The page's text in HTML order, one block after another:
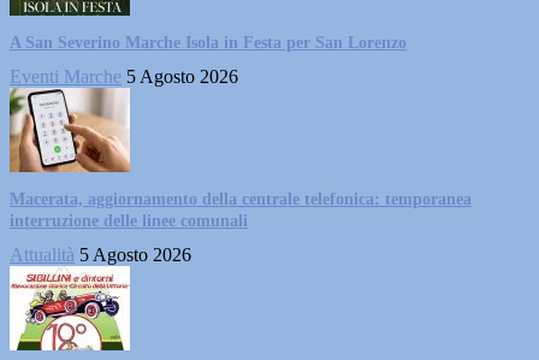
A San Severino Marche Isola in Festa per San Lorenzo
Eventi Marche 5 Agosto 2026
Macerata, aggiornamento della centrale telefonica: temporanea
interruzione delle linee comunali
Attualità 5 Agosto 2026